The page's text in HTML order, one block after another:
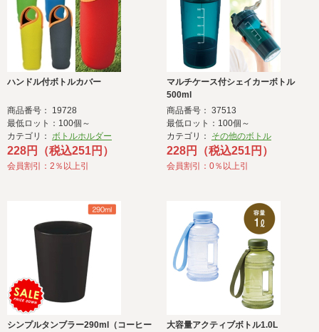
ハンドル付ボトルカバー
商品番号： 19728
最低ロット：100個～
カテゴリ： ボトルホルダー
228円（税込251円）
会員割引：2％以上引
マルチケース付シェイカーボトル
500ml
商品番号： 37513
最低ロット：100個～
カテゴリ： その他のボトル
228円（税込251円）
会員割引：0％以上引
シンプルタンブラー290ml（コーヒー
大容量アクティブボトル1.0L